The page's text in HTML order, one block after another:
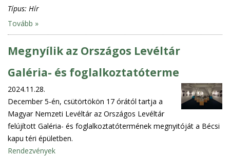
Típus: Hír
Tovább »
Megnyílik az Országos Levéltár
Galéria- és foglalkoztatóterme
2024.11.28.
December 5-én, csütörtökön 17 órától tartja a
Magyar Nemzeti Levéltár az Országos Levéltár
felújított Galéria- és foglalkoztatótermének megnyitóját a Bécsi
kapu téri épületben.
Rendezvények